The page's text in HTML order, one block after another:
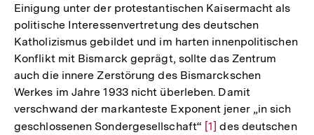
Einigung unter der protestantischen Kaisermacht als
politische Interessenvertretung des deutschen
Katholizismus gebildet und im harten innenpolitischen
Konflikt mit Bismarck geprägt, sollte das Zentrum
auch die innere Zerstörung des Bismarckschen
Werkes im Jahre 1933 nicht überleben. Damit
verschwand der markanteste Exponent jener „in sich
geschlossenen Sondergesellschaft“ Zur
[1] des deutschen